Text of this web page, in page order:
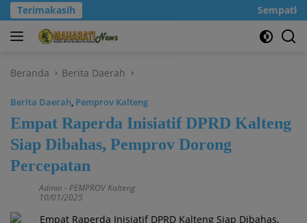
Langsung
ke
konten
Terimakasih
Beranda Berita Daerah
Berita Daerah, Pemprov Kalteng
Empat Raperda Inisiatif DPRD Kalteng
Siap Dibahas, Pemprov Dorong
Percepatan
Admin - PEMPROV Kalteng
10/01/2025